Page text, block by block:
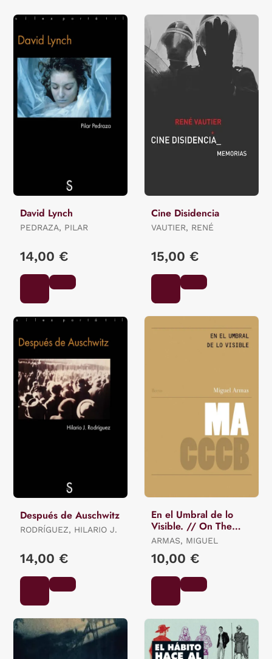
David Lynch
PEDRAZA, PILAR
14,00 €
Cine Disidencia
VAUTIER, RENÉ
15,00 €
Después de Auschwitz
RODRÍGUEZ, HILARIO J.
14,00 €
En el Umbral de lo
Visible. // On The
Threshold Of The
ARMAS, MIGUEL
10,00 €